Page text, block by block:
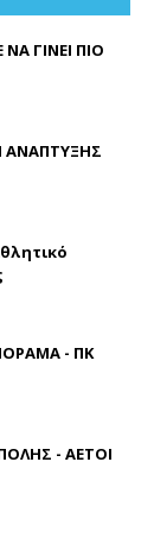
ΓΙΝΕΙ ΠΙΟ
ΑΝΑΠΤΥΞΗΣ
- ΠΚ
- ΑΕΤΟΙ